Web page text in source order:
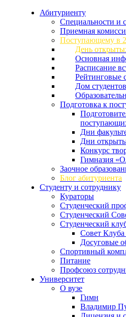
Абитуриенту
Специальности и
Приемная
Поступающему в
День
Основная
Расписание
Рейтинговые
Дом
Подготовка к
Дни
Дни
Конкурс
Гимназия
Заочное
Блог абитуриента
Студенту и сотруднику
Кураторы
Студенческий
Студенческий
Студенческий
Совет Клуба
Досуговые
Спортивный
Питание
Профсоюз
Университет
О вузе
Гимн
Владимир